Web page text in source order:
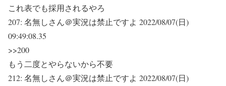
これ表でも採用されるやろ
207: 名無しさん＠実況は禁止ですよ 2022/08/07(日)
09:49:08.35
>>200
もう二度とやらないから不要
212: 名無しさん＠実況は禁止ですよ 2022/08/07(日)